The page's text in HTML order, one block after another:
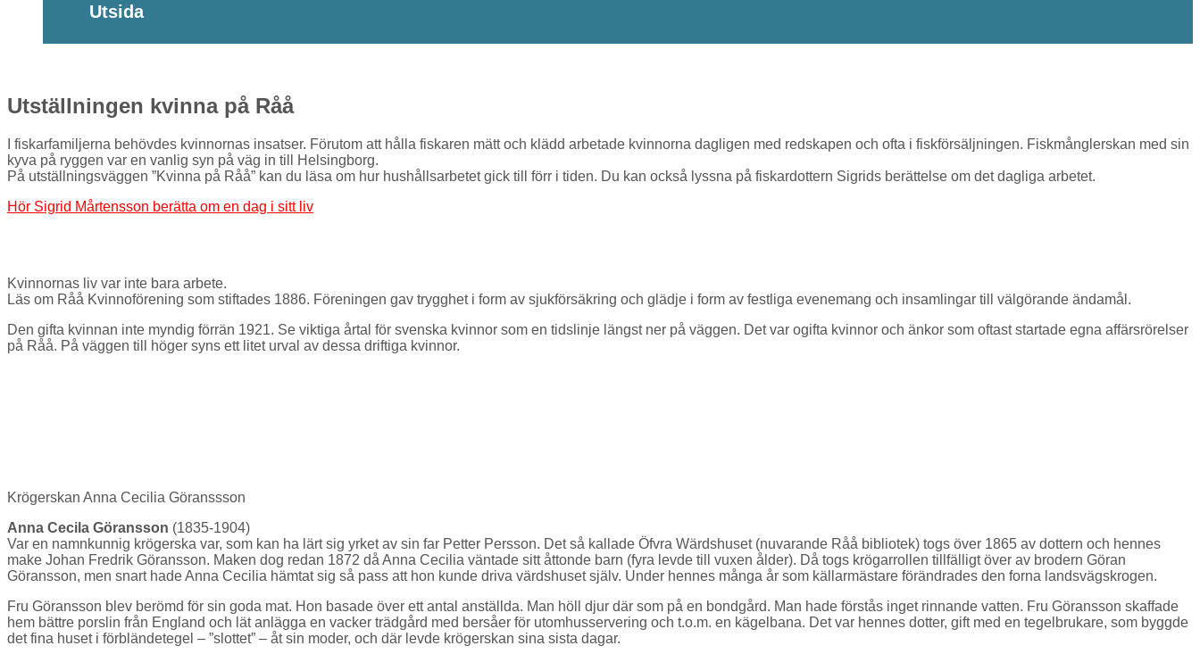
Utsida
Utställningen kvinna på Råå
I fiskarfamiljerna behövdes kvinnornas insatser. Förutom att hålla fiskaren mätt och klädd arbetade kvinnorna dagligen med redskapen och ofta i fiskförsäljningen. Fiskmånglerskan med sin
kyva på ryggen var en vanlig syn på väg in till Helsingborg.
På utställningsväggen ”Kvinna på Råå” kan du läsa om hur hushållsarbetet gick till förr i tiden. Du kan också lyssna på fiskardottern Sigrids berättelse om det dagliga arbetet.
Hör Sigrid Mårtensson berätta om en dag i sitt liv
Kvinnornas liv var inte bara arbete.
Läs om Råå Kvinnoförening som stiftades 1886. Föreningen gav trygghet i form av sjukförsäkring och glädje i form av festliga evenemang och insamlingar till välgörande ändamål.
Den gifta kvinnan inte myndig förrän 1921. Se viktiga årtal för svenska kvinnor som en tidslinje längst ner på väggen. Det var ogifta kvinnor och änkor som oftast startade egna affärsrörelser
på Råå. På väggen till höger syns ett litet urval av dessa driftiga kvinnor.
Krögerskan Anna Cecilia Göranssson
Anna Cecila Göransson (1835-1904)
Var en namnkunnig krögerska var, som kan ha lärt sig yrket av sin far Petter Persson. Det så kallade Öfvra Wärdshuset (nuvarande Råå bibliotek) togs över 1865 av dottern och hennes
make Johan Fredrik Göransson. Maken dog redan 1872 då Anna Cecilia väntade sitt åttonde barn (fyra levde till vuxen ålder). Då togs krögarrollen tillfälligt över av brodern Göran
Göransson, men snart hade Anna Cecilia hämtat sig så pass att hon kunde driva värdshuset själv. Under hennes många år som källarmästare förändrades den forna landsvägskrogen.
Fru Göransson blev berömd för sin goda mat. Hon basade över ett antal anställda. Man höll djur där som på en bondgård. Man hade förstås inget rinnande vatten. Fru Göransson skaffade
hem bättre porslin från England och lät anlägga en vacker trädgård med bersåer för utomhusservering och t.o.m. en kägelbana. Det var hennes dotter, gift med en tegelbrukare, som byggde
det fina huset i förbländetegel – ”slottet” – åt sin moder, och där levde krögerskan sina sista dagar.